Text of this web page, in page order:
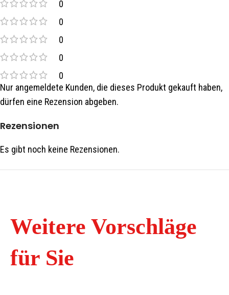
0
0
0
0
0
Rezensionen
Es gibt noch keine Rezensionen.
Nur angemeldete Kunden, die dieses Produkt gekauft haben,
dürfen eine Rezension abgeben.
Weitere Vorschläge
für Sie